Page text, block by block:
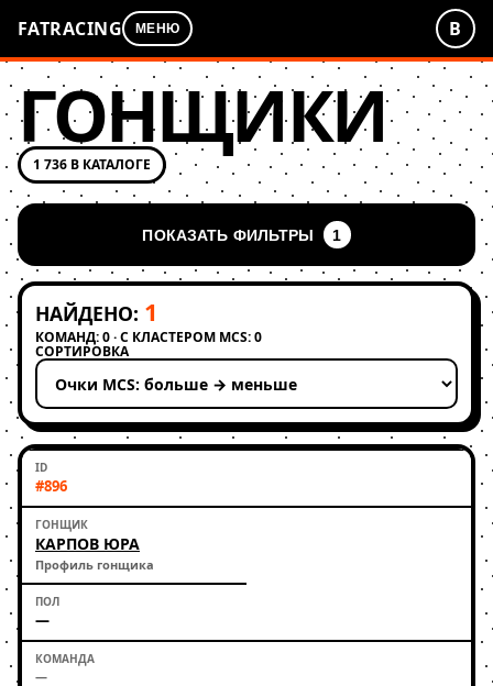
FATRACING МЕНЮ В
ГОНЩИКИ
1 736 В КАТАЛОГЕ
ПОКАЗАТЬ ФИЛЬТРЫ 1
НАЙДЕНО: 1
КОМАНД: 0 · С КЛАСТЕРОМ MCS: 0
СОРТИРОВКА
Применить сортировку
#896
КАРПОВ ЮРА
Профиль гонщика
—
—